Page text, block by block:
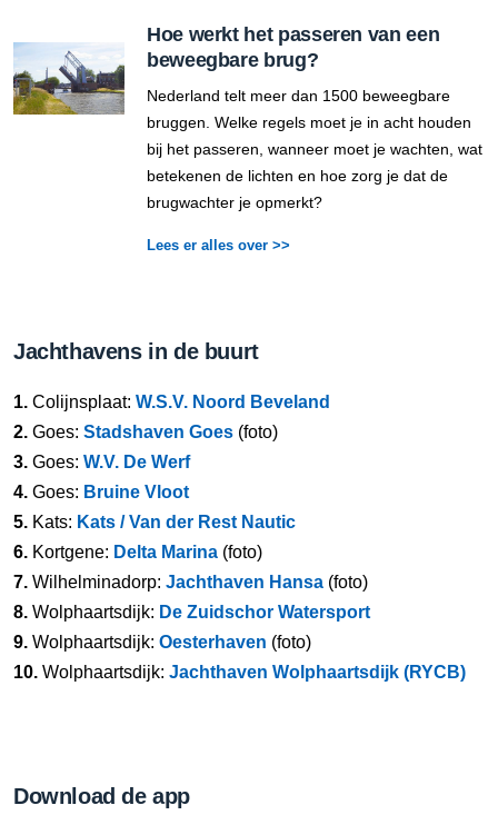
Hoe werkt het passeren van een
beweegbare brug?
Nederland telt meer dan 1500 beweegbare
bruggen. Welke regels moet je in acht houden
bij het passeren, wanneer moet je wachten, wat
betekenen de lichten en hoe zorg je dat de
brugwachter je opmerkt?
Lees er alles over >>
Jachthavens in de buurt
1. Colijnsplaat: W.S.V. Noord Beveland
2. Goes: Stadshaven Goes (foto)
3. Goes: W.V. De Werf
4. Goes: Bruine Vloot
5. Kats: Kats / Van der Rest Nautic
6. Kortgene: Delta Marina (foto)
7. Wilhelminadorp: Jachthaven Hansa (foto)
8. Wolphaartsdijk: De Zuidschor Watersport
9. Wolphaartsdijk: Oesterhaven (foto)
10. Wolphaartsdijk: Jachthaven Wolphaartsdijk (RYCB)
Download de app